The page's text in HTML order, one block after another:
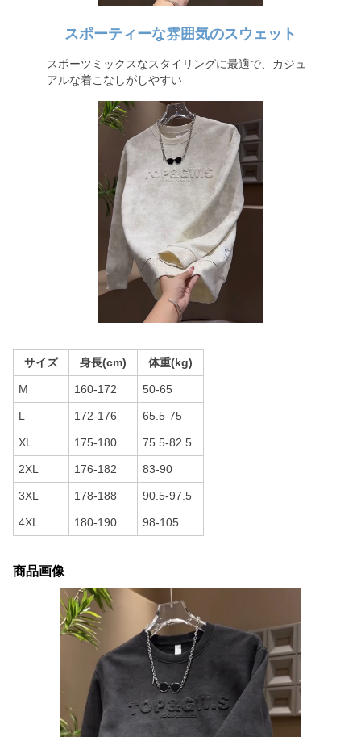
スポーティーな雰囲気のスウェット
スポーツミックスなスタイリングに最適で、カジュ
アルな着こなしがしやすい
サイズ 身長(cm) 体重(kg)
M 160-172 50-65
L 172-176 65.5-75
XL 175-180 75.5-82.5
2XL 176-182 83-90
3XL 178-188 90.5-97.5
4XL 180-190 98-105
商品画像